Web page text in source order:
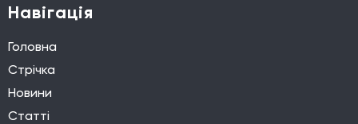
Навігація
Головна
Стрічка
Новини
Статті